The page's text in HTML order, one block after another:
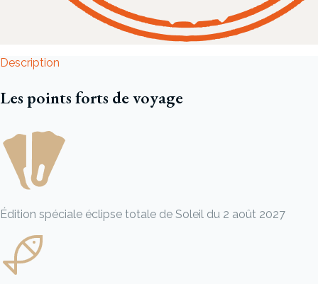
Description
Les points forts de voyage
Édition spéciale éclipse totale de Soleil du 2 août 2027